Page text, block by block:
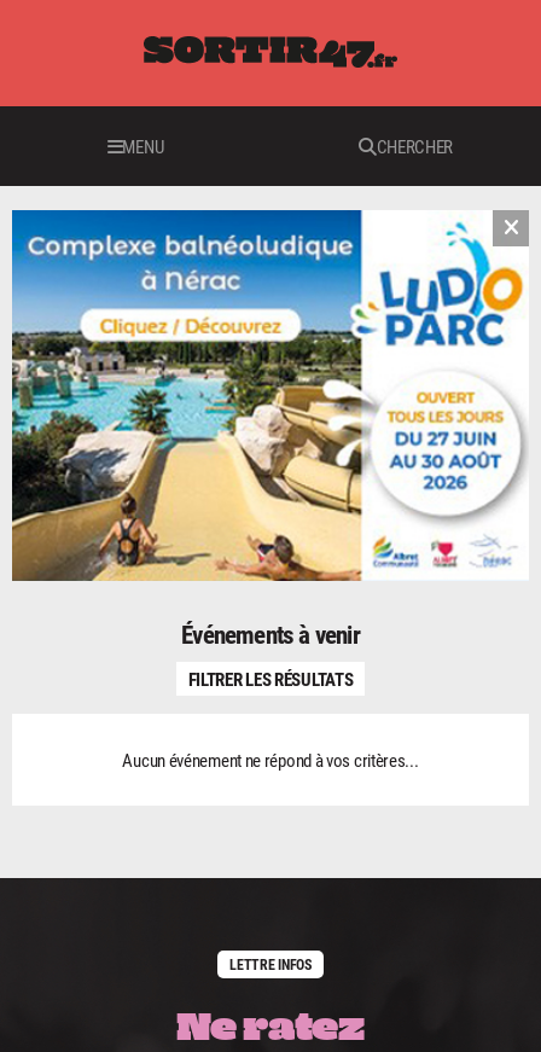
MENU CHERCHER
Événements à venir
Aucun événement ne répond à vos critères...
FILTRER LES RÉSULTATS
LETTRE INFOS
Ne ratez